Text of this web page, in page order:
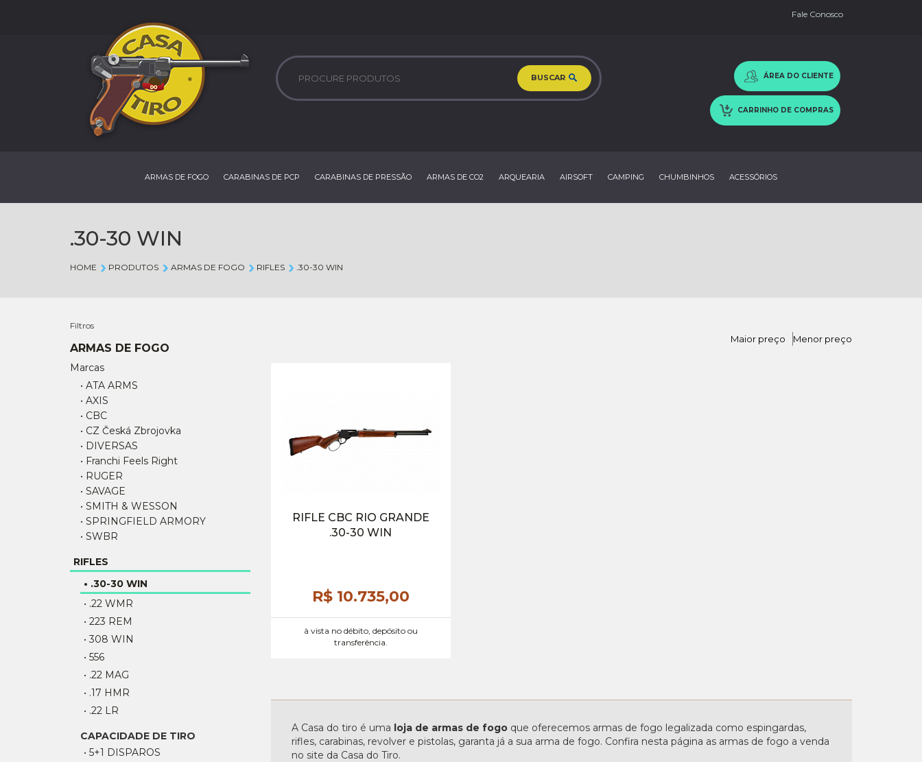
Fale Conosco
BUSCAR ÁREA DO CLIENTE
CARRINHO DE COMPRAS
ARMAS DE FOGO CARABINAS DE PCP CARABINAS DE PRESSÃO ARMAS DE CO2 ARQUEARIA AIRSOFT CAMPING CHUMBINHOS ACESSÓRIOS
.30-30 WIN
HOME PRODUTOS ARMAS DE FOGO RIFLES .30-30 WIN
Filtros
ARMAS DE FOGO
Marcas
• ATA ARMS
• AXIS
• CBC
• CZ Česká Zbrojovka
• DIVERSAS
• Franchi Feels Right
• RUGER
• SAVAGE
• SMITH & WESSON
• SPRINGFIELD ARMORY
• SWBR
RIFLES
• .30-30 WIN
• .22 WMR
• 223 REM
• 308 WIN
• 556
• .22 MAG
• .17 HMR
• .22 LR
CAPACIDADE DE TIRO
• 5+1 DISPAROS
Maior preço Menor preço
RIFLE CBC RIO GRANDE
.30-30 WIN
R$ 10.735,00
à vista no débito, depósito ou
transferência.
A Casa do tiro é uma loja de armas de fogoque oferecemos armas de fogo legalizada como espingardas,
rifles, carabinas, revolver e pistolas, garanta já a sua arma de fogo. Confira nesta página as armas de fogo a venda
no site da Casa do Tiro.